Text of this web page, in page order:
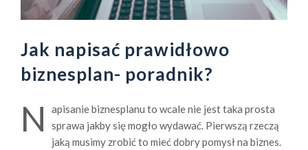
Jak napisać prawidłowo
biznesplan- poradnik?
N
apisanie biznesplanu to wcale nie jest taka prosta
sprawa jakby się mogło wydawać. Pierwszą rzeczą
jaką musimy zrobić to mieć dobry pomysł na biznes.